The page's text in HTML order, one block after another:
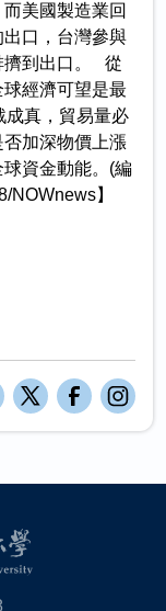
美國製造業回
口，台灣參與
擠到出口。 從
經濟可望是最
成真，貿易量必
加深物價上漲
資金動能。(編
NOWnews】